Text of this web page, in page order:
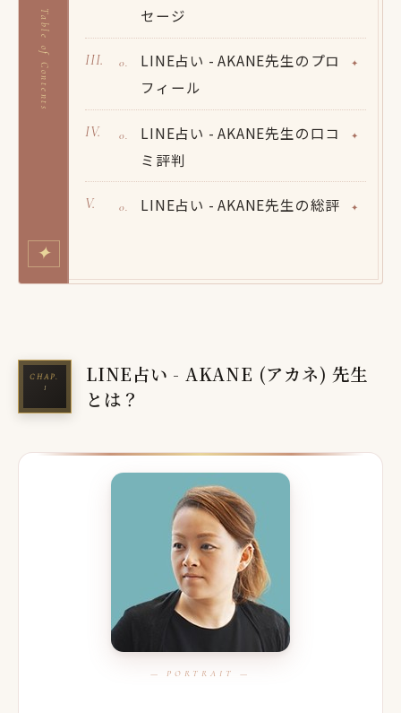
Table of Contents
✦
セージ
LINE占い - AKANE先生のプロ
フィール
LINE占い - AKANE先生の口コ
ミ評判
LINE占い - AKANE先生の総評
LINE占い - AKANE (アカネ) 先生
とは？